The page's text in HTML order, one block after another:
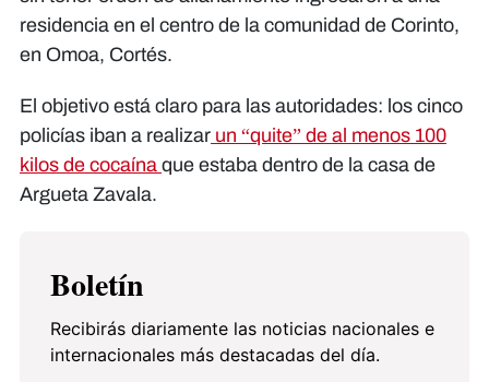
residencia en el centro de la comunidad de Corinto,
en Omoa, Cortés.
El objetivo está claro para las autoridades: los cinco
policías iban a realizar un “quite” de al menos 100
kilos de cocaína que estaba dentro de la casa de
Argueta Zavala.
Boletín
Recibirás diariamente las noticias nacionales e
internacionales más destacadas del día.